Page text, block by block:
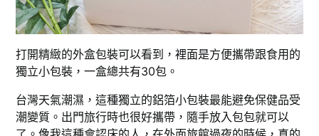
打開精緻的外盒包裝可以看到，裡面是方便攜帶跟食用的
獨立小包裝，一盒總共有30包。
台灣天氣潮濕，這種獨立的鋁箔小包裝最能避免保健品受
潮變質。出門旅行時也很好攜帶，隨手放入包包就可以